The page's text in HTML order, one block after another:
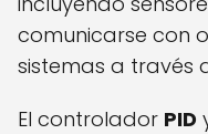
comunicarse con
sistemas a través
El controlador PID